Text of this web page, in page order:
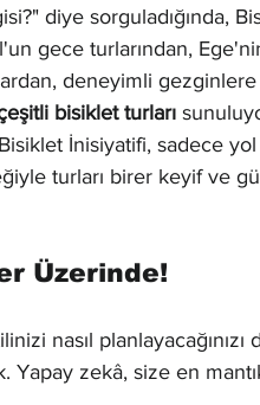
diye sorguladığında,
gece turlarından,
deneyimli
bisiklet turları
Bisiklet İnisiyatifi, sadece
turları birer keyif ve
Üzerinde!
nasıl
Yapay zekâ, size en